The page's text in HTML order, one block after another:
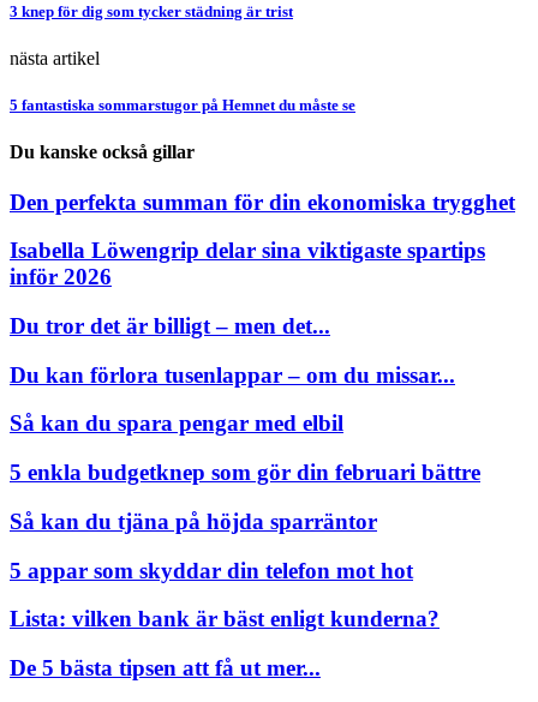
3 knep för dig som tycker städning är trist
nästa artikel
5 fantastiska sommarstugor på Hemnet du måste se
Du kanske också gillar
Den perfekta summan för din ekonomiska trygghet
Isabella Löwengrip delar sina viktigaste spartips
inför 2026
Du tror det är billigt – men det...
Du kan förlora tusenlappar – om du missar...
Så kan du spara pengar med elbil
5 enkla budgetknep som gör din februari bättre
Så kan du tjäna på höjda sparräntor
5 appar som skyddar din telefon mot hot
Lista: vilken bank är bäst enligt kunderna?
De 5 bästa tipsen att få ut mer...